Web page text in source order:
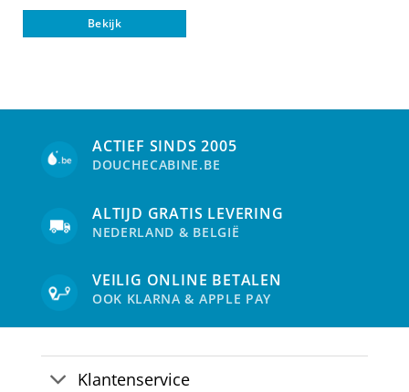
Bekijk
Dit
gekozen
worden
de
productpagina
ACTIEF SINDS 2005
DOUCHECABINE.BE
ALTIJD GRATIS LEVERING
NEDERLAND & BELGIË
VEILIG ONLINE BETALEN
OOK KLARNA & APPLE PAY
Klantenservice